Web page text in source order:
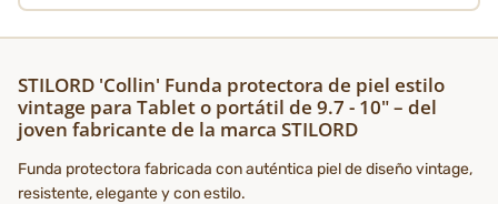
STILORD 'Collin' Funda protectora de piel estilo
vintage para Tablet o portátil de 9.7 - 10" – del
joven fabricante de la marca STILORD
Funda protectora fabricada con auténtica piel de diseño vintage,
resistente, elegante y con estilo.